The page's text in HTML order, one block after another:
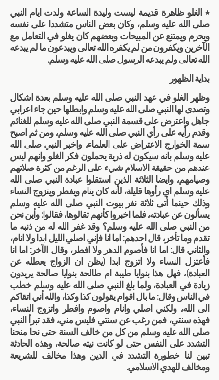
٭ الغلو ظاهرة قديمة ليست وليدة الساعة ولدت ايام النبي
صلى الله عليه وسلم، وكان بعض الناس متشددا على نفسه
ويحرم ويمتنع عن المبيحات وبعضهم كان يغلو في التعامل مع
الآخرين ويكفرون من لم يكفره الله تعالى ويبدعون ما لم يبدعه
الله تعالى ولم يبدعه الرسول صلى الله عليه وسلم.
بداية الظهور
وظهر الغلو في عهد النبي صلى الله عليه وسلم بعدة اشكال
وتصدى لها النبي صلى الله عليه وسلم وابطلها حين جاء اعرابي
جاهل واعترض على قسمة النبي صلى الله عليه وسلم للغنائم
وقدم رأيه على رأي النبي صلى الله عليه وسلم، ومن ثم اصبح
سمة الخوارج الاعتراض على العلماء، واخبر النبي صلى الله
عليه وسلم بانه سيكون له ذرية يحملون فكر الغلو وانهم ليس
عندهم من حقيقة الاسلام شيء على الرغم من كثرة صلاتهم
وصيامهم، وايضا الثلاثة الذين استقلوا عبادة النبي صلى الله
عليه وسلم اي رأوها قليلة، لأنه كان ينام ويفطر ويتزوج النساء
وذلك حينما أتى ثلاثة نفر بيوت النبي صلى الله عليه وسلم
يسألون عن عبادته، فلما اخبروا كأنهم تقالوها، فقالوا: وأين نحن
من النبي صلى الله عليه وسلم؟ وقد غفر الله له من ذنبه ما
تقدم وما تأخر، قال احدهم: اما انا فإني اصلي الليل ابدا ولا انام،
والثاني قال: اما انا فأصوم الدهر ولا افطر، وقال الآخر: اما انا
فأعتزل النساء ولا اتزوج ابدا (يظن ان الزواج يعطله عن
العبادة)، فهل هذا بنوايا طيبة ام طالحة بنوايا صالحة يريدون
زيادة في العبادة، ولما بلغ النبي صلى الله عليه وسلم خطب
في الناس وقال: ما بال اقوام يقولون كذا وكذا، والله أني اتقاكم
الى الله، ولكني اصلي وانام واصوم وافطر واتزوج النساء،
فهذه سنتي، فمن رغب عن سنتي فليس مني، فقد تبرأ النبي
صلى الله عليه وسلم من كل من خالف السنة حتى نحا منحنا
التشدد على النفس حتى لو كانت نيته صالحة، وهذه الحادثة
تبين لنا خطورة التشدد في الدين وهذا مخالف للشريعة
ومخالف للهدي الاسلامي.